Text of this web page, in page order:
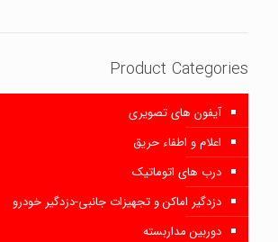
Product Categories
آیفون های تصویری
اعلام و اطفاء حریق
درب های اتوماتیک
دزدگیر اماکن و تجهیزات جانبی-دزدگیر خودرو
دوربین مداربسته